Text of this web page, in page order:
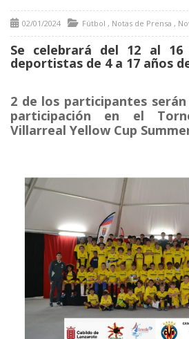
02/01/2024 Fútbol , Notas de Prensa ,
Se celebrará del 12 al
deportistas de 4 a 17 años
2 de los participantes
participación en el
Villarreal Yellow Cup